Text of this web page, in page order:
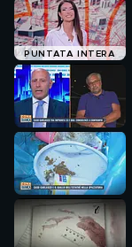
PUNTATA INTERA